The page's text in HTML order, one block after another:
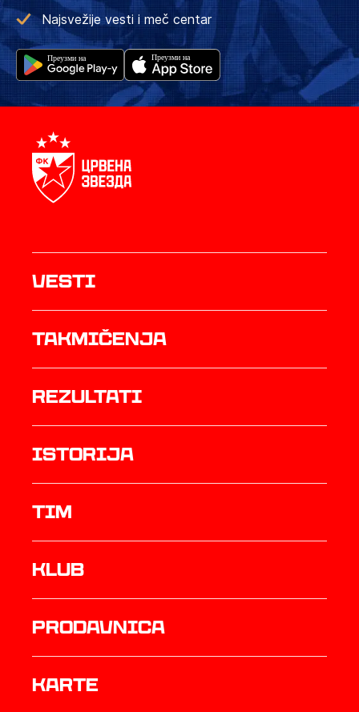
Najsvežije vesti i meč centar
Vesti
Takmičenja
rezultati
istorija
TIM
Klub
prodavnica
Karte